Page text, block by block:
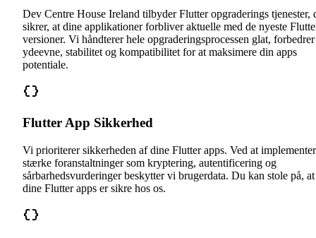
Dev Centre House Ireland tilbyder Flutter opgraderings tjenester,
sikrer, at dine applikationer forbliver aktuelle med de nyeste
versioner. Vi håndterer hele opgraderingsprocessen glat, forbedrer
ydeevne, stabilitet og kompatibilitet for at maksimere din apps
potentiale.
Flutter App Sikkerhed
Vi prioriterer sikkerheden af dine Flutter apps. Ved at
stærke foranstaltninger som kryptering, autentificering og
sårbarhedsvurderinger beskytter vi brugerdata. Du kan stole på, at
dine Flutter apps er sikre hos os.